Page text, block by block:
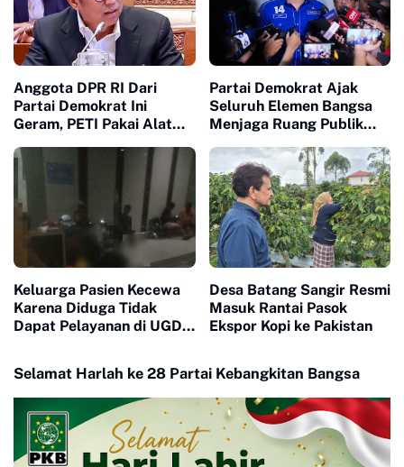
Anggota DPR RI Dari
Partai Demokrat Ini
Geram, PETI Pakai Alat
Tidak Tersentuh Hukum
Partai Demokrat Ajak
Seluruh Elemen Bangsa
Menjaga Ruang Publik
Beradab
Keluarga Pasien Kecewa
Karena Diduga Tidak
Dapat Pelayanan di UGD
Desa Batang Sangir Resmi
Masuk Rantai Pasok
Ekspor Kopi ke Pakistan
Selamat Harlah ke 28 Partai Kebangkitan Bangsa